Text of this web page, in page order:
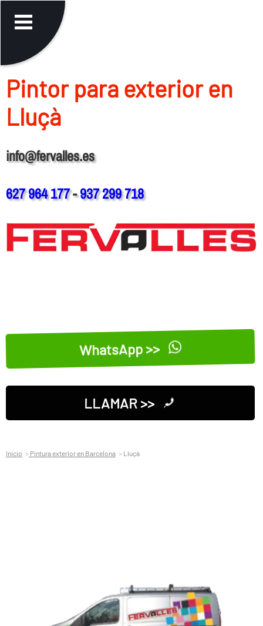
Pintor para exterior en
Lluçà
info@fervalles.es
627 964 177-937 299 718
WhatsApp >>
LLAMAR >>
Inicio Pintura exterior en Barcelona Lluçà